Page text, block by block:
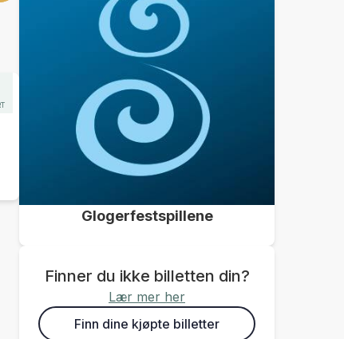
Glogerfestspillene
Finner du ikke billetten din?
Lær mer her
Finn dine kjøpte billetter